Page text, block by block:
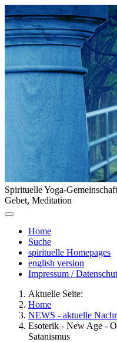
Spirituelle Yoga-
Gebet, Meditation
Home
Suche
spirituelle Homepages
english version
Impressum /
Aktuelle Seite:
Home
NEWS - aktuelle
Esoterik - New Age -
Satanismus